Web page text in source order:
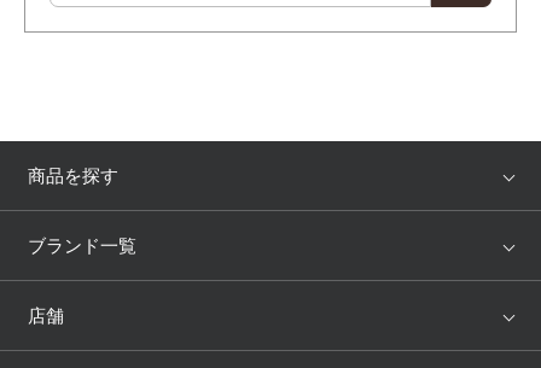
商品を探す
アイテム
トピックス
ブランド一覧
WACOAL
店舗